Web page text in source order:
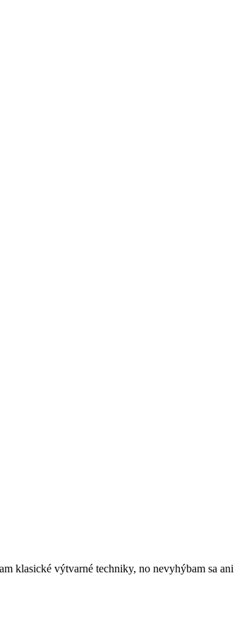
klasické výtvarné techniky, no nevyhýbam sa ani